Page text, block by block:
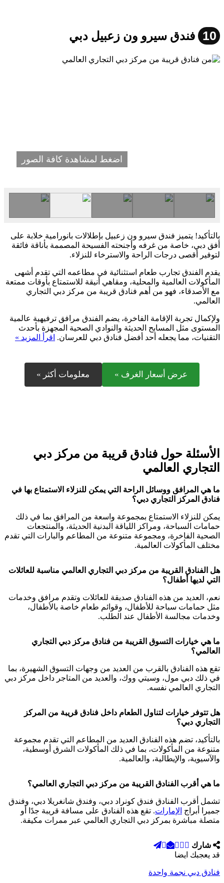
10 فندق سيرو ون زعبيل دبي
اضغط لمشاهدة كافة الصور
بالتأكيد! يتميز فندق سيرو ون زعبيل بإطلالات بانورامية خلابة على
أفق دبي، خاصة من غرفه وأجنحته الفسيحة المصممة بأناقة فائقة
لتوفير أقصى درجات الراحة والاسترخاء للنزلاء.
يقدم الفندق تجارب طعام استثنائية في مطاعمه التي تقدم أشهى
المأكولات العالمية والمحلية، ومقاهي أنيقة للاستمتاع بأوقات ممتعة
مع الأصدقاء، فهو من أهم فنادق قريبة من مركز دبي التجاري
العالمي.
ولإكمال تجربة الإقامة الفاخرة، يضم الفندق مرافق ترفيهية عالمية
المستوى مثل المسابح الحديثة والنوادي الصحية المجهزة بأحدث
التقنيات، مما يجعله أحد أفضل فنادق دبي للعرسان. اقرأ المزيد »
عرض أسعار الغرف » معلومات أكثر »
الأسئلة حول فنادق قريبة من مركز دبي
التجاري العالمي
ما هي المرافق ووسائل الراحة التي يمكن للنزلاء الاستمتاع بها في
فنادق المركز التجاري دبي؟
يمكن للنزلاء الاستمتاع بمجموعة واسعة من المرافق بما في ذلك
حمامات السباحة، ومراكز اللياقة البدنية الحديثة، والمنتجعات
الصحية الفاخرة، ومجموعة متنوعة من المطاعم والبارات التي تقدم
مختلف المأكولات العالمية.
هل الفنادق القريبة من مركز دبي التجاري العالمي مناسبة للعائلات
التي لديها أطفال؟
نعم، العديد من هذه الفنادق صديقة للعائلات وتقدم مرافق وخدمات
مثل حمامات سباحة للأطفال، وقوائم طعام خاصة بالأطفال،
وخدمات مجالسة الأطفال عند الطلب.
ما هي خيارات التسوق القريبة من فنادق مركز دبي التجاري
العالمي؟
تقع هذه الفنادق بالقرب من العديد من وجهات التسوق الشهيرة، بما
في ذلك دبي مول، وسيتي ووك، والعديد من المتاجر داخل مركز دبي
التجاري العالمي نفسه.
هل تتوفر خيارات لتناول الطعام داخل فنادق قريبة من المركز
التجاري دبي؟
بالتأكيد، تضم هذه الفنادق العديد من المطاعم التي تقدم مجموعة
متنوعة من المأكولات، بما في ذلك المأكولات الشرق أوسطية،
والآسيوية، والإيطالية، والعالمية.
ما هي أقرب الفنادق القريبة من مركز دبي التجاري العالمي؟
تشمل أقرب الفنادق فندق كونراد دبي، وفندق شانغريلا دبي، وفندق
جميرا أبراج الإمارات. تقع هذه الفنادق على مسافة قريبة جدًا أو
متصلة مباشرة بمركز دبي التجاري العالمي عبر ممرات مكيفة.
شارك
قد يعجبك ايضا
فنادق دبي نجمة واحدة